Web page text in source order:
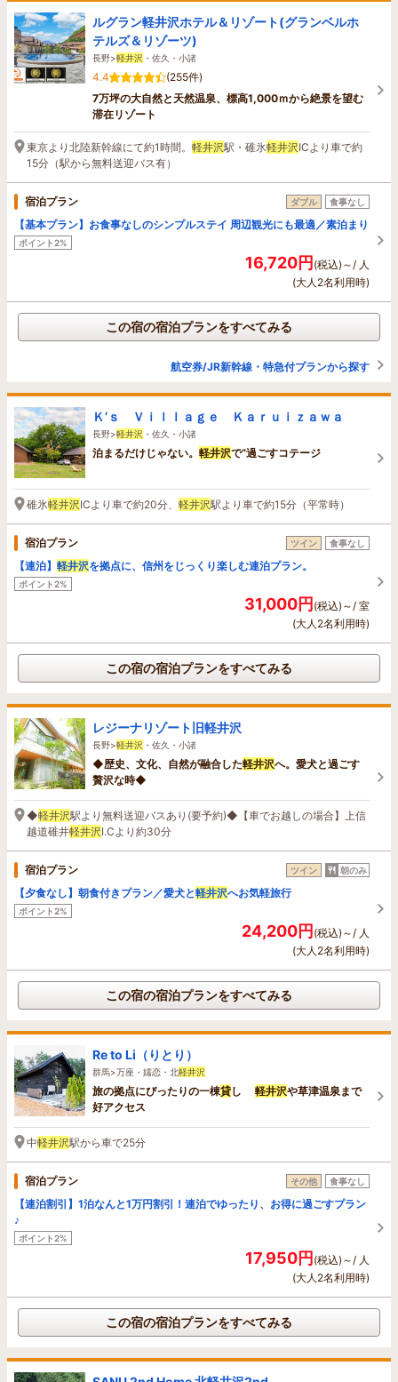
ルグラン軽井沢ホテル＆リゾート(グランベルホ
テルズ＆リゾーツ)
長野>軽井沢 ・佐久・小諸
4.4
(255件)
7万坪の大自然と天然温泉、標高1,000ｍから絶景を望む
滞在リゾート
東京より北陸新幹線にて約1時間。 軽井沢駅・碓氷軽井沢ICより車で約
15分（駅から無料送迎バス有）
宿泊プラン ダブル 食事なし
【基本プラン】お食事なしのシンプルステイ 周辺観光にも最適／素泊まり
ポイント2%
16,720円(税込)～/ 人
(大人2名利用時)
この宿の宿泊プランをすべてみる
航空券/JR新幹線・特急付プランから探す
Ｋ’ｓ Ｖｉｌｌａｇｅ Ｋａｒｕｉｚａｗａ
長野>軽井沢 ・佐久・小諸
泊まるだけじゃない。 軽井沢で“過ごすコテージ
碓氷軽井沢ICより車で約20分、 軽井沢駅より車で約15分（平常時）
宿泊プラン ツイン 食事なし
【連泊】 軽井沢を拠点に、信州をじっくり楽しむ連泊プラン。
ポイント2%
31,000円(税込)～/ 室
(大人2名利用時)
この宿の宿泊プランをすべてみる
レジーナリゾート旧軽井沢
長野>軽井沢 ・佐久・小諸
◆歴史、文化、自然が融合した軽井沢へ。愛犬と過ごす
贅沢な時◆
◆軽井沢駅より無料送迎バスあり(要予約)◆【車でお越しの場合】上信
越道碓井軽井沢I.Cより約30分
宿泊プラン ツイン 朝のみ
【夕食なし】朝食付きプラン／愛犬と軽井沢へお気軽旅行
ポイント2%
24,200円(税込)～/ 人
(大人2名利用時)
この宿の宿泊プランをすべてみる
Re to Li（りとり）
群馬>万座・嬬恋・北軽井沢
旅の拠点にぴったりの一棟貸し 軽井沢や草津温泉まで
好アクセス
中軽井沢駅から車で25分
宿泊プラン その他 食事なし
【連泊割引】1泊なんと1万円割引！連泊でゆったり、お得に過ごすプラン
♪
ポイント2%
17,950円(税込)～/ 人
(大人2名利用時)
この宿の宿泊プランをすべてみる